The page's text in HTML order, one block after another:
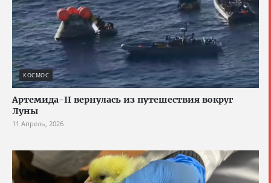
КОСМОС
Артемида-II вернулась из путешествия вокруг
Луны
11 Апрель, 2026